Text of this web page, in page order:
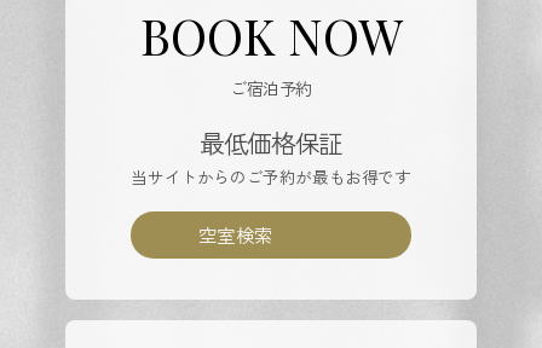
BOOK NOW
ご宿泊予約
最低価格保証
当サイトからのご予約が最もお得です
空室検索